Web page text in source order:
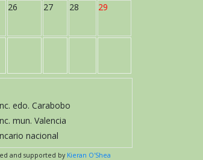
26 27 28 29
edo. Carabobo
mun. Valencia
nacional
and supported by Kieran O'Shea